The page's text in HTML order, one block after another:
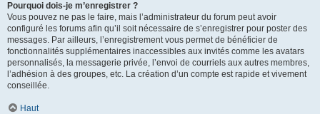
Pourquoi dois-je m’enregistrer ?
Vous pouvez ne pas le faire, mais l’administrateur du forum peut avoir
configuré les forums afin qu’il soit nécessaire de s’enregistrer pour poster des
messages. Par ailleurs, l’enregistrement vous permet de bénéficier de
fonctionnalités supplémentaires inaccessibles aux invités comme les avatars
personnalisés, la messagerie privée, l’envoi de courriels aux autres membres,
l’adhésion à des groupes, etc. La création d’un compte est rapide et vivement
conseillée.
Haut